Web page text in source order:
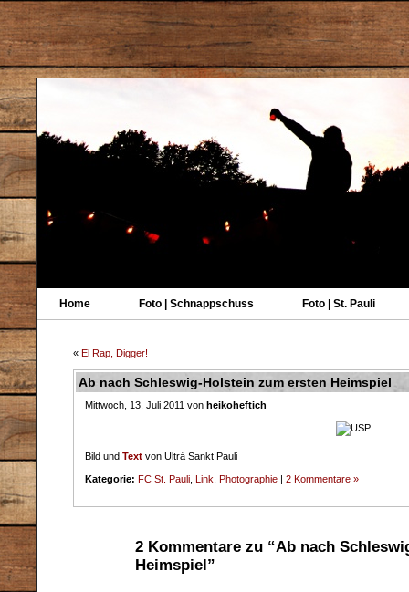
Home Foto | Schnappschuss Foto | St. Pauli
« El Rap, Digger!
Ab nach Schleswig-Holstein zum ersten Heimspiel
Mittwoch, 13. Juli 2011 von heikoheftich
Bild und Text von Ultrá Sankt Pauli
Kategorie: FC St. Pauli Link Photographie | 2 Kommentare »
2 Kommentare zu “Ab nach
Heimspiel”